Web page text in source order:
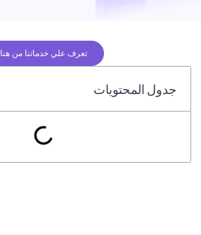
تعرف علي خدماتنا من هنا
جدول المحتويات